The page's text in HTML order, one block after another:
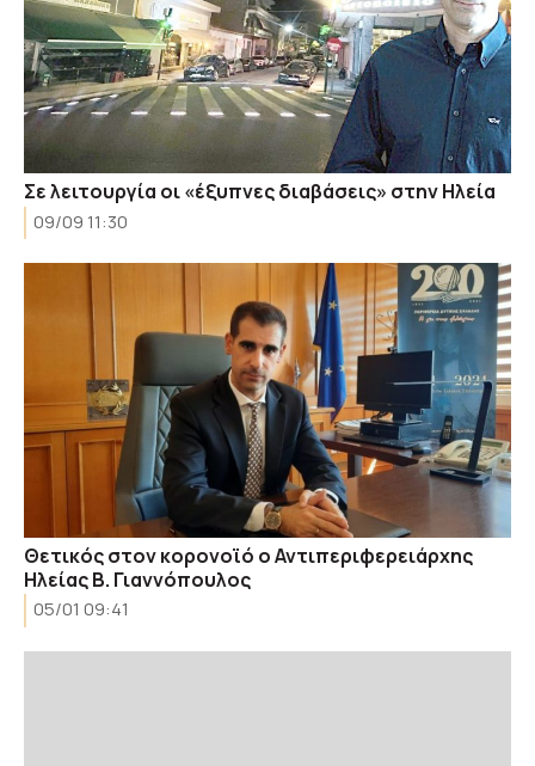
Σε λειτουργία οι «έξυπνες διαβάσεις» στην Ηλεία
09/09 11:30
Θετικός στον κορονοϊό ο Αντιπεριφερειάρχης
Ηλείας Β. Γιαννόπουλος
05/01 09:41